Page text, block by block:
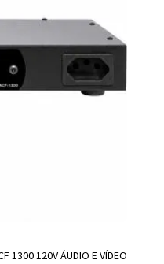
1300 120V ÁUDIO E VÍDEO